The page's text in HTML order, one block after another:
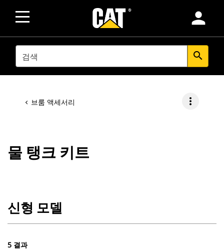
person
SEARCH search
브룸 액세서리 more_vert
물 탱크 키트
신형 모델
5 결과